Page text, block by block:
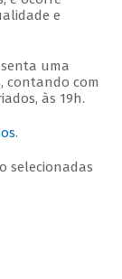
e
uma
contando com
às 19h.
.
selecionadas